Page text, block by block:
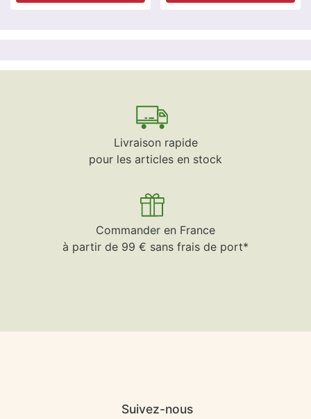
Livraison rapide
pour les articles en stock
Commander en France
à partir de 99 € sans frais de port*
Suivez-nous